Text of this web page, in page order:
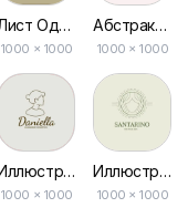
Лист Одной Линией Рисунок Брендинг Идентичность Дизайн Логотип
1000 × 1000
Иллюстрация Логотипа Косметики Ручной Работы
1000 × 1000
Абстрактная Красота Студия Типографика Логотип
1000 × 1000
Иллюстрация Лица Зеленой Женщины Косметическая Красота Логотип
1000 × 1000